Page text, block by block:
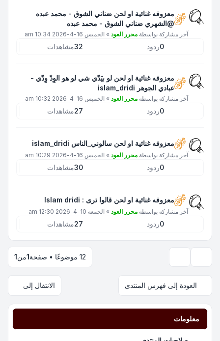
معزوفه غنائية او لحن ضناني الشوق - محمد عبده
@الشهري ضناني الشوق - محمد عبده
آخر مشاركة بواسطة محرر العود » الخميس 16-4-2026 10:34 am
0ردود 32مشاهدات
معزوفه غنائية او لحن لو بيَدّي شي لو هو الوِدّ وِدّي -
عبادي الجوهر islam_dridi
آخر مشاركة بواسطة محرر العود » الخميس 16-4-2026 10:32 am
0ردود 27مشاهدات
معزوفه غنائية او لحن سالوني_الناس islam_dridi
آخر مشاركة بواسطة محرر العود » الخميس 16-4-2026 10:29 am
0ردود 30مشاهدات
معزوفه غنائية او لحن قالوا ترى : Islam dridi
آخر مشاركة بواسطة محرر العود » الجمعة 10-4-2026 12:30 am
0ردود 27مشاهدات
12 موضوعًا • صفحة 1من1
العودة إلى فهرس المنتدى الانتقال إلى
معلومات